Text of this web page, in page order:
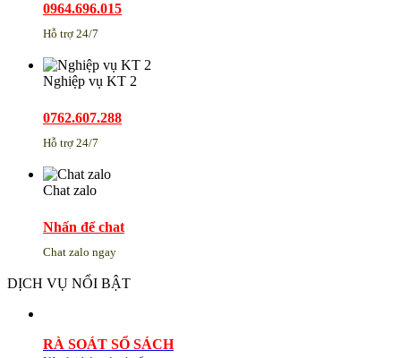
0964.696.015
Hỗ trợ 24/7
Nghiệp vụ KT 2
0762.607.288
Hỗ trợ 24/7
Chat zalo
Nhấn để chat
Chat zalo ngay
DỊCH VỤ NỔI BẬT
RÀ SOÁT SỔ SÁCH